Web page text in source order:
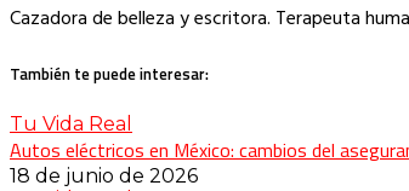
Cazadora de belleza y escritora. Terapeuta
También te puede interesar:
Tu Vida Real
Autos eléctricos en México: cambios del
18 de junio de 2026